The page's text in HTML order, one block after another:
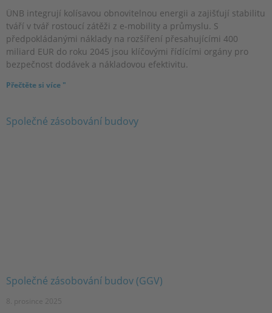
ÜNB integrují kolísavou obnovitelnou energii a zajišťují stabilitu
tváří v tvář rostoucí zátěži z e-mobility a průmyslu. S
předpokládanými náklady na rozšíření přesahujícími 400
miliard EUR do roku 2045 jsou klíčovými řídícími orgány pro
bezpečnost dodávek a nákladovou efektivitu.
Přečtěte si více "
Společné zásobování budov (GGV)
8. prosince 2025